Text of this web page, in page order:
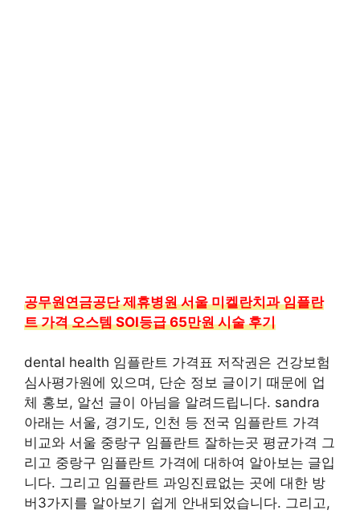
공무원연금공단 제휴병원 서울 미켈란치과 임플란
트 가격 오스템 SOI등급 65만원 시술 후기
dental health 임플란트 가격표 저작권은 건강보험
심사평가원에 있으며, 단순 정보 글이기 때문에 업
체 홍보, 알선 글이 아님을 알려드립니다. sandra
아래는 서울, 경기도, 인천 등 전국 임플란트 가격
비교와 서울 중랑구 임플란트 잘하는곳 평균가격 그
리고 중랑구 임플란트 가격에 대하여 알아보는 글입
니다. 그리고 임플란트 과잉진료없는 곳에 대한 방
버3가지를 알아보기 쉽게 안내되었습니다. 그리고,